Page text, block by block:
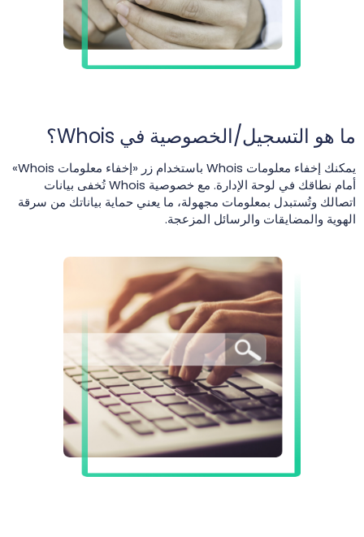
ما هو التسجيل/الخصوصية في Whois؟
يمكنك إخفاء معلومات Whois باستخدام زر «إخفاء معلومات Whois»
أمام نطاقك في لوحة الإدارة. مع خصوصية Whois تُخفى بيانات
اتصالك وتُستبدل بمعلومات مجهولة، ما يعني حماية بياناتك من سرقة
الهوية والمضايقات والرسائل المزعجة.